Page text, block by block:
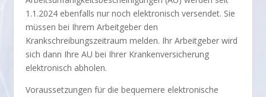
1.1.2024 ebenfalls nur noch elektronisch versendet. Sie
müssen bei Ihrem Arbeitgeber den
Krankschreibungszeitraum melden. Ihr Arbeitgeber wird
sich dann Ihre AU bei Ihrer Krankenversicherung
elektronisch abholen.
Voraussetzungen für die bequemere elektronische